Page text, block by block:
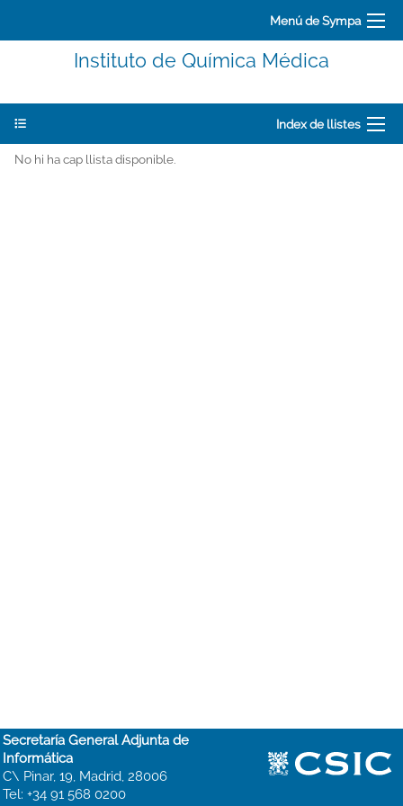
Menú de Sympa
Instituto de Química Médica
Index de llistes
No hi ha cap llista disponible.
Secretaría General Adjunta de
Informática
C\ Pinar, 19, Madrid, 28006
Tel: +34 91 568 0200